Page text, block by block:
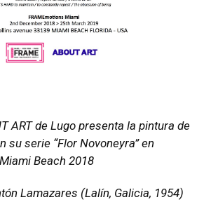
ART de Lugo presenta la pintura de
su serie “Flor Novoneyra” en
Beach 2018
Lamazares (Lalín, Galicia, 1954)